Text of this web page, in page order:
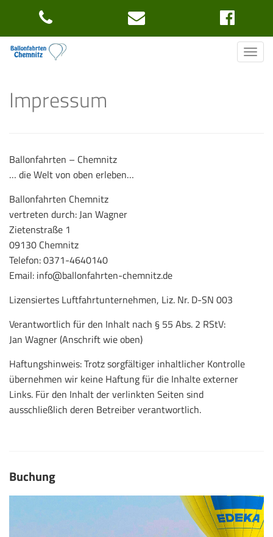
Skip
content
Impressum
Ballonfahrten – Chemnitz
… die Welt von oben erleben…
Ballonfahrten Chemnitz
vertreten durch: Jan Wagner
Zietenstraße 1
09130 Chemnitz
Telefon: 0371-4640140
Email: info@ballonfahrten-chemnitz.de
Lizensiertes Luftfahrtunternehmen, Liz. Nr. D-SN 003
Verantwortlich für den Inhalt nach § 55 Abs. 2 RStV:
Jan Wagner (Anschrift wie oben)
Haftungshinweis: Trotz sorgfältiger inhaltlicher Kontrolle
übernehmen wir keine Haftung für die Inhalte externer
Links. Für den Inhalt der verlinkten Seiten sind
ausschließlich deren Betreiber verantwortlich.
Buchung